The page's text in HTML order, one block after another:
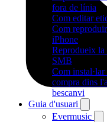
fora de línia
Com editar
Com
iPhone
Reprodueix la
SMB
Com
compra dins
bescanvi
Guia d'usuari
Evermusic